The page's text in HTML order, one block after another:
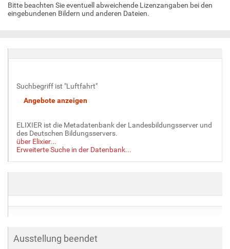
Bitte beachten Sie eventuell abweichende Lizenzangaben bei den
eingebundenen Bildern und anderen Dateien.
Suchbegriff ist "Luftfahrt"
ELIXIER ist die Metadatenbank der Landesbildungsserver und
des Deutschen Bildungsservers.
über Elixier...
Erweiterte Suche in der Datenbank...
Ausstellung beendet